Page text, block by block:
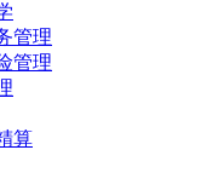
管理
管理
算